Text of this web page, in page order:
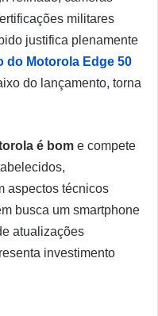
militares
justifica plenamente
do Motorola Edge 50
do lançamento, torna
é bom e compete
aspectos técnicos
busca um smartphone
atualizações
investimento